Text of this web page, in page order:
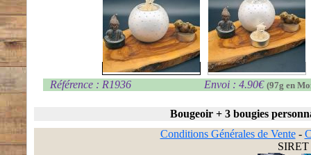
Référence : R1936 Envoi : 4.90€ (97g en
Bougeoir + 3 bougies
Conditions Générales de Vente-
SIRET